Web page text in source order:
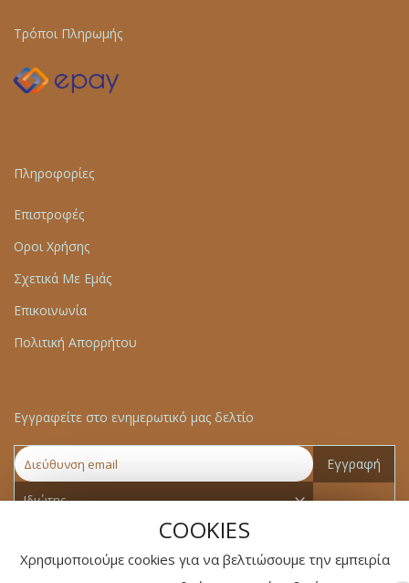
COOKIES
Χρησιμοποιούμε cookies για να βελτιώσουμε την εμπειρία
Τρόποι Πληρωμής
Πληροφορίες
Επιστροφές
Οροι Χρήσης
Σχετικά Με Εμάς
Επικοινωνία
Πολιτική Απορρήτου
Εγγραφείτε στο ενημερωτικό μας δελτίο
Εγγραφή